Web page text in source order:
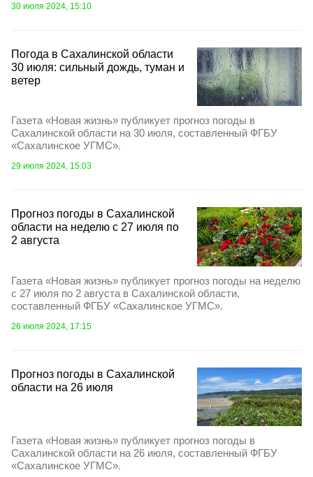
30 июля 2024, 15:10
Погода в Сахалинской области
30 июля: сильный дождь, туман и
ветер
Газета «Новая жизнь» публикует прогноз погоды в
Сахалинской области на 30 июля, составленный ФГБУ
«Сахалинское УГМС».
29 июля 2024, 15:03
Прогноз погоды в Сахалинской
области на неделю с 27 июля по
2 августа
Газета «Новая жизнь» публикует прогноз погоды на неделю
с 27 июля по 2 августа в Сахалинской области,
составленный ФГБУ «Сахалинское УГМС».
26 июля 2024, 17:15
Прогноз погоды в Сахалинской
области на 26 июля
Газета «Новая жизнь» публикует прогноз погоды в
Сахалинской области на 26 июля, составленный ФГБУ
«Сахалинское УГМС».